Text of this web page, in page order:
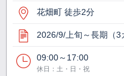
花畑町 徒歩2分
2026/9/上旬～長期（3
09:00～17:00
休日：土・日・祝